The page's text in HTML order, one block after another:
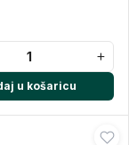
+
u košaricu